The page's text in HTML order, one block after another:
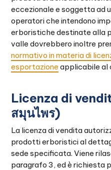
eccezionale e soggetta ad
operatori che intendono
erboristiche destinate alla
valle dovrebbero inoltre
normativo in materia di
esportazione applicabile al
Licenza di
สมุนไพร)
La licenza di vendita
prodotti erboristici al
sede specificata. Viene
paragrafo 3, ed è richiesta